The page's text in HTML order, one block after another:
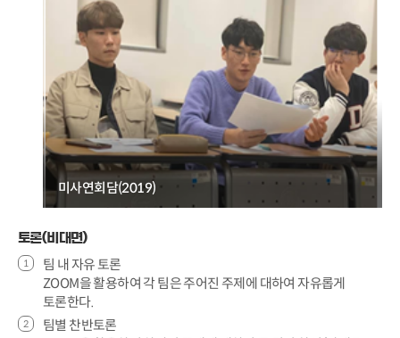
미사연회담(2019)
토론(비대면)
팀 내 자유 토론
ZOOM을 활용하여 각 팀은 주어진 주제에 대하여 자유롭게
토론한다.
팀별 찬반토론